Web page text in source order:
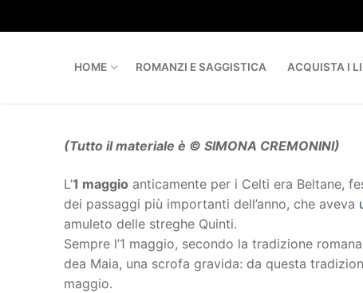
to
HOME ROMANZI E SAGGISTICA ACQUISTA I
(Tutto il materiale è © SIMONA CREMONINI)
L’1 maggio anticamente per i Celti era Beltane,
dei passaggi più importanti dell’anno, che aveva
amuleto delle streghe Quinti.
Sempre l’1 maggio, secondo la tradizione
dea Maia, una scrofa gravida: da questa
maggio.